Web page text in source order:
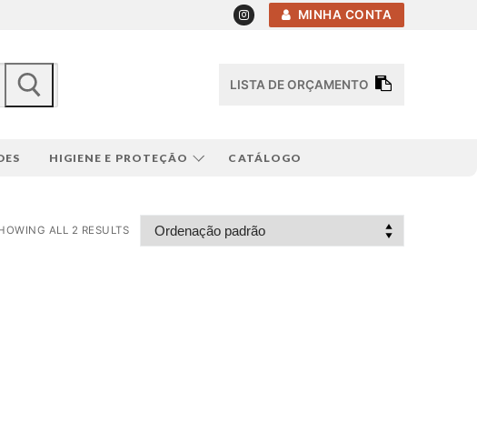
MINHA CONTA
LISTA DE ORÇAMENTO
HIGIENE E PROTEÇÃO CATÁLOGO
ALL 2 RESULTS